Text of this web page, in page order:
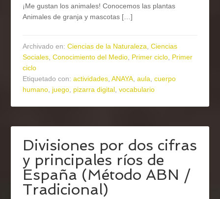
¡Me gustan los animales! Conocemos las plantas
Animales de granja y mascotas […]
Archivado en:Ciencias de la Naturaleza,Ciencias
Sociales,Conocimiento del Medio, Primer ciclo, Primer
ciclo
Etiquetado con:actividades,ANAYA,aula,cuerpo
humano, juego, pizarra digital,vocabulario
Divisiones por dos cifras
y principales ríos de
España (Método ABN /
Tradicional)